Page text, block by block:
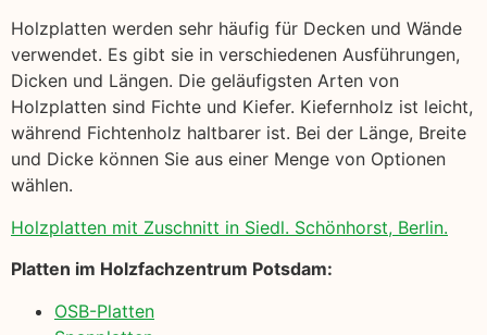
Holzplatten werden sehr häufig für Decken und Wände
verwendet. Es gibt sie in verschiedenen Ausführungen,
Dicken und Längen. Die geläufigsten Arten von
Holzplatten sind Fichte und Kiefer. Kiefernholz ist leicht,
während Fichtenholz haltbarer ist. Bei der Länge, Breite
und Dicke können Sie aus einer Menge von Optionen
wählen.
Holzplatten mit Zuschnitt in Siedl. Schönhorst, Berlin.
Platten im Holzfachzentrum Potsdam:
OSB-Platten